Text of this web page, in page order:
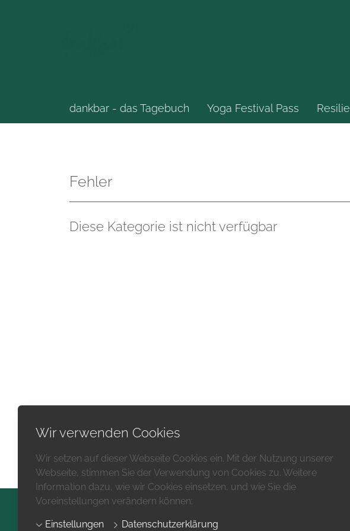
Wir verwenden Cookies
Wir setzen auf dieser Webseite Cookies ein. Mit der Nutzung unserer
Webseite, stimmen Sie der Verwendung von Cookies zu. Weitere
Information dazu, wie wir Cookies einsetzen, und wie Sie die
Voreinstellungen verändern können:
Einstellungen Datenschutzerklärung
dankbar - das Tagebuch Yoga Festival Pass
Fehler
Diese Kategorie ist nicht verfügbar
Impressum